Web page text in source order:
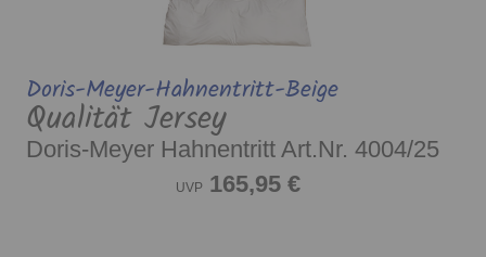
Doris-Meyer-Hahnentritt-Beige
Qualität Jersey
Doris-Meyer Hahnentritt Art.Nr. 4004/25
UVP 165,95 €